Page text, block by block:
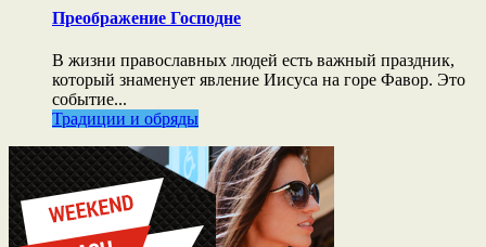
Преображение Господне
В жизни православных людей есть важный праздник,
который знаменует явление Иисуса на горе Фавор. Это
событие...
Традиции и обряды